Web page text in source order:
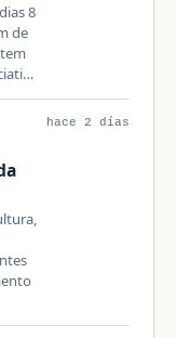
8
de
hace 2 días